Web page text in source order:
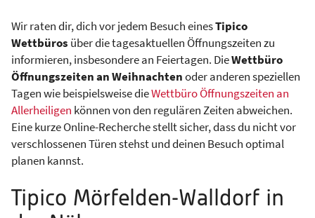
Wir raten dir, dich vor jedem Besuch einesTipico
Wettbüros über die tagesaktuellen Öffnungszeiten zu
informieren, insbesondere an Feiertagen. DieWettbüro
Öffnungszeiten an Weihnachtenoder anderen speziellen
Tagen wie beispielsweise dieWettbüro Öffnungszeiten an
Allerheiligen können von den regulären Zeiten abweichen.
Eine kurze Online-Recherche stellt sicher, dass du nicht vor
verschlossenen Türen stehst und deinen Besuch optimal
planen kannst.
Tipico Mörfelden-Walldorf in